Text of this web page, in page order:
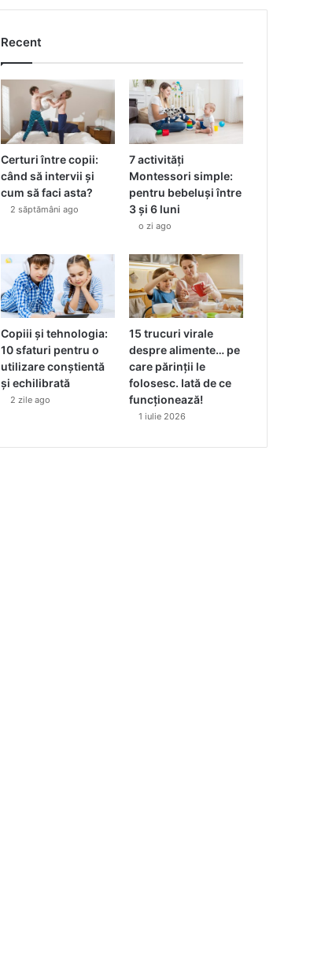
Recent
Certuri între copii:
când să intervii și
cum să faci asta?
2 săptămâni ago
7 activități
Montessori simple:
pentru bebeluși între
3 și 6 luni
o zi ago
Copiii și tehnologia:
10 sfaturi pentru o
utilizare conștientă
și echilibrată
2 zile ago
15 trucuri virale
despre alimente… pe
care părinții le
folosesc. Iată de ce
funcționează!
1 iulie 2026